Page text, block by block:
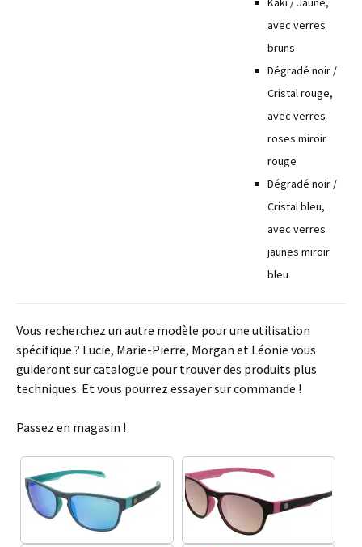
avec verres
bruns
Dégradé noir /
Cristal rouge,
avec verres
roses miroir
rouge
Dégradé noir /
Cristal bleu,
avec verres
jaunes miroir
bleu
Vous recherchez un autre modèle pour une utilisation
spécifique ? Lucie, Marie-Pierre, Morgan et Léonie vous
guideront sur catalogue pour trouver des produits plus
techniques. Et vous pourrez essayer sur commande !
Passez en magasin !